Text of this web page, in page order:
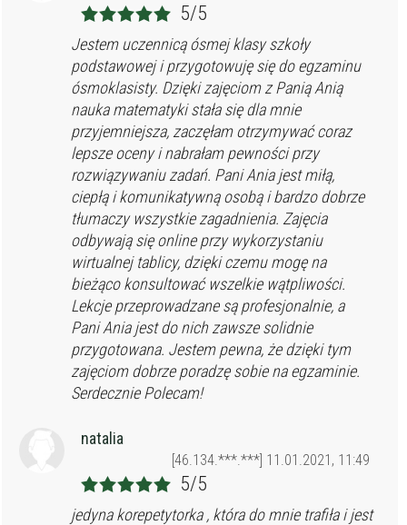
5/5
Jestem uczennicą ósmej klasy szkoły
podstawowej i przygotowuję się do egzaminu
ósmoklasisty. Dzięki zajęciom z Panią Anią
nauka matematyki stała się dla mnie
przyjemniejsza, zaczęłam otrzymywać coraz
lepsze oceny i nabrałam pewności przy
rozwiązywaniu zadań. Pani Ania jest miłą,
ciepłą i komunikatywną osobą i bardzo dobrze
tłumaczy wszystkie zagadnienia. Zajęcia
odbywają się online przy wykorzystaniu
wirtualnej tablicy, dzięki czemu mogę na
bieżąco konsultować wszelkie wątpliwości.
Lekcje przeprowadzane są profesjonalnie, a
Pani Ania jest do nich zawsze solidnie
przygotowana. Jestem pewna, że dzięki tym
zajęciom dobrze poradzę sobie na egzaminie.
Serdecznie Polecam!
natalia
[46.134.***.***] 11.01.2021, 11:49
5/5
jedyna korepetytorka , która do mnie trafiła i jest